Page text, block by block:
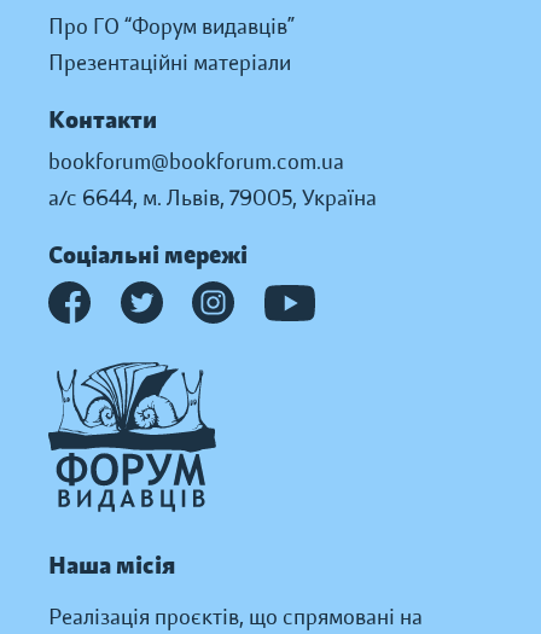
Про ГО “Форум видавців”
Презентаційні матеріали
Контакти
bookforum@bookforum.com.ua
а/с 6644, м. Львів, 79005, Україна
Соціальні мережі
Наша місія
Реалізація проєктів, що спрямовані на